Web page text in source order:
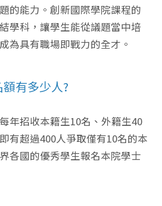
的能力。創新國際學院課程的
學科，讓學生能從議題當中培
為具有職場即戰力的全才。
有多少人?
年招收本籍生10名、外籍生40
有超過400人爭取僅有10名的本
各國的優秀學生報名本院學士